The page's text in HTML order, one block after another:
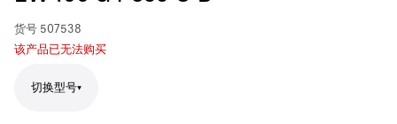
货号 507538
该产品已无法购买
切换型号